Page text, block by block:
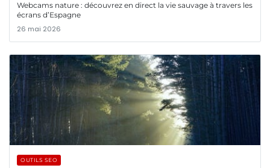
Webcams nature : découvrez en direct la vie sauvage à travers les
écrans d’Espagne
26 mai 2026
OUTILS SEO